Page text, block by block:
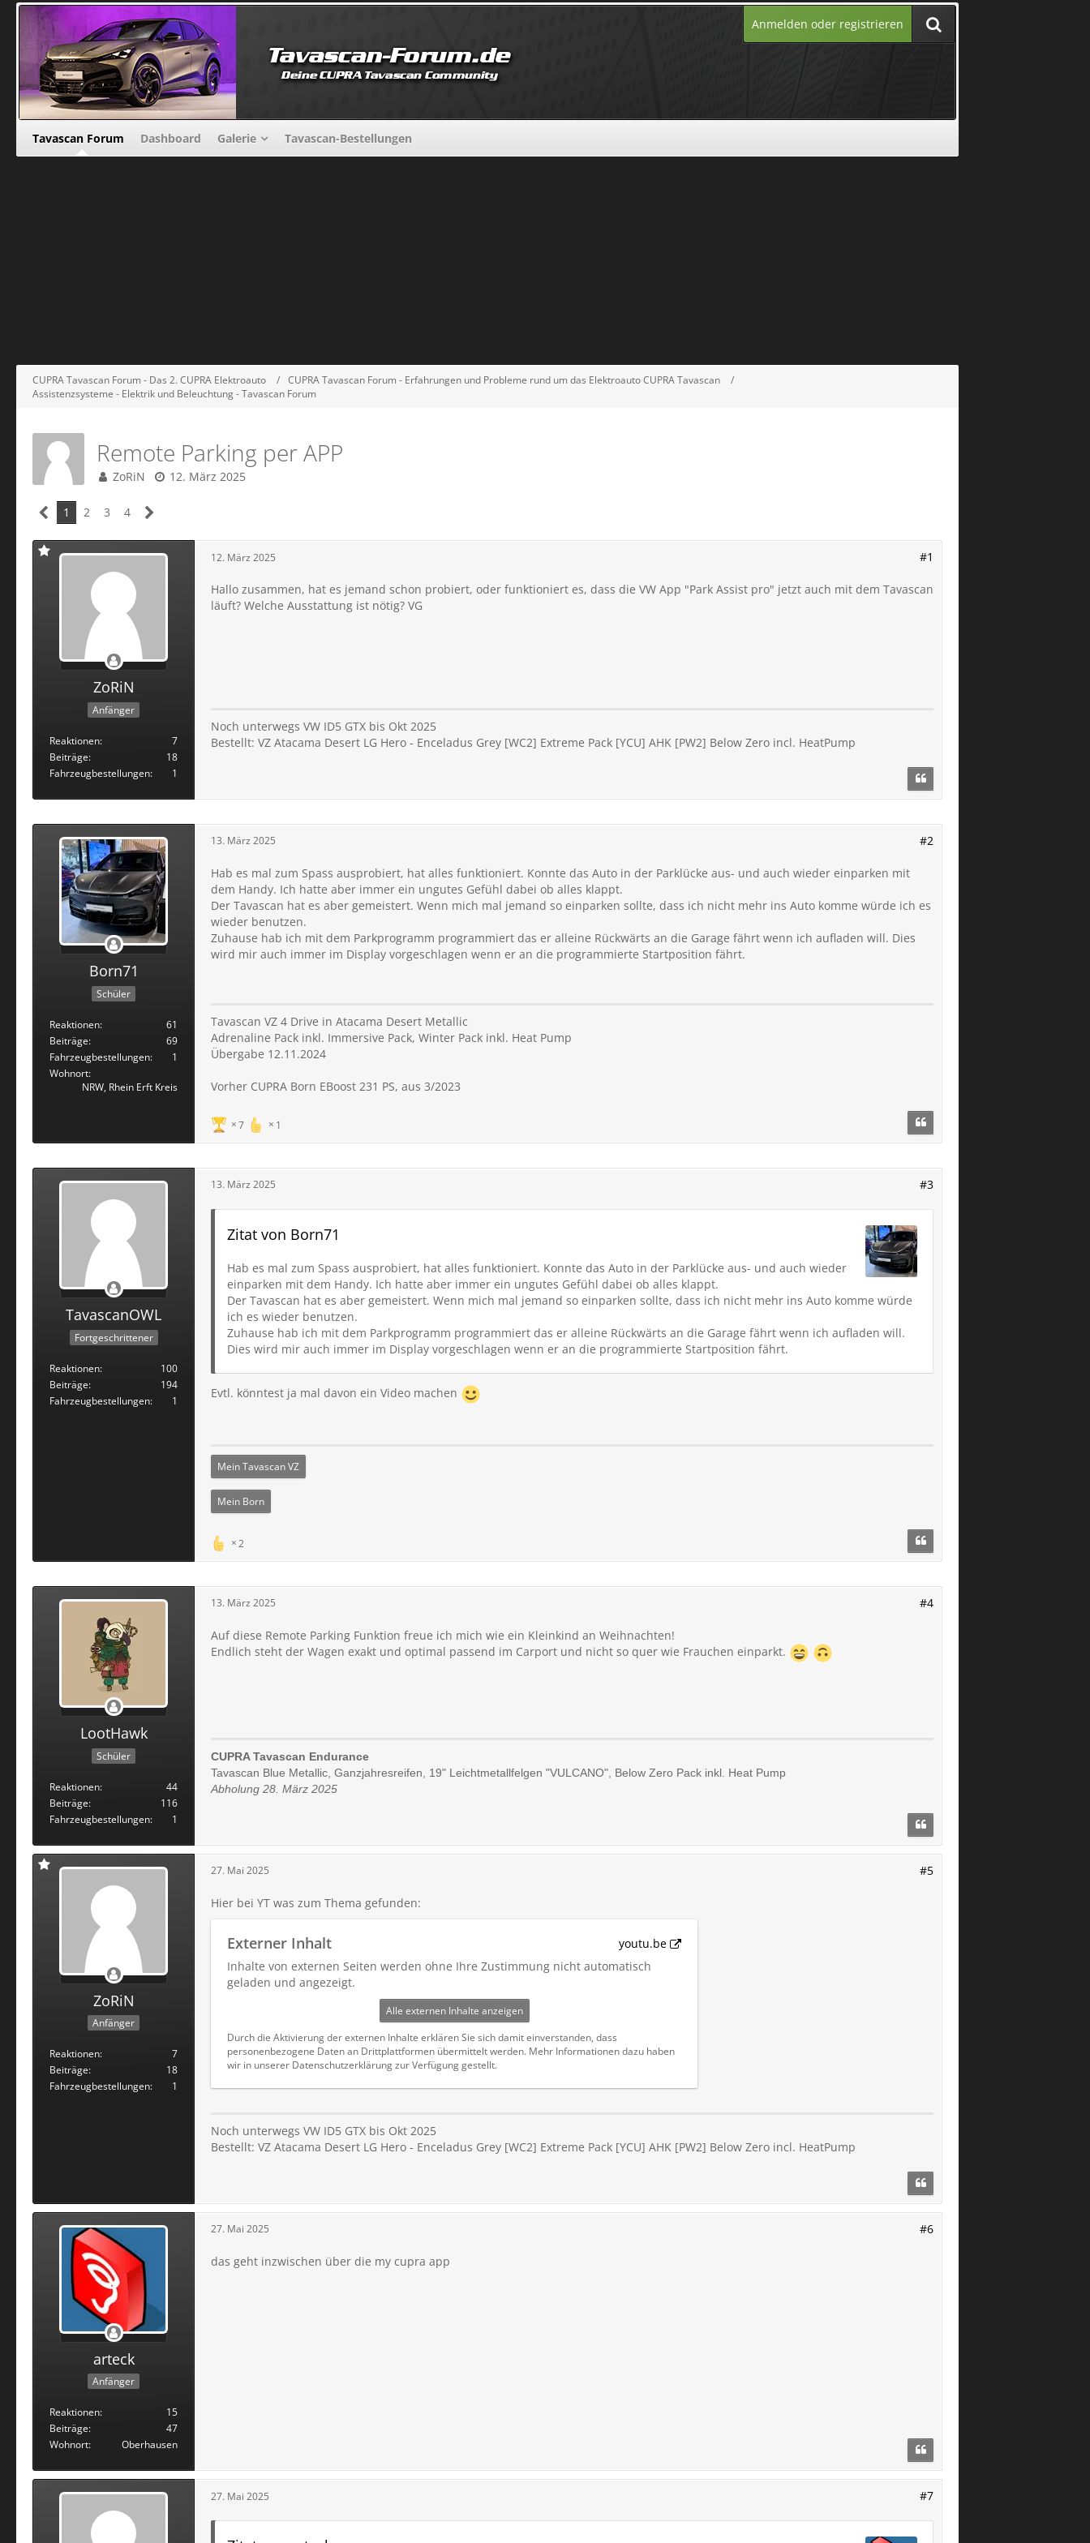
Anmelden oder registrieren
Tavascan Forum Dashboard Galerie Tavascan-Bestellungen
CUPRA Tavascan Forum - Das 2. CUPRA Elektroauto
CUPRA Tavascan Forum - Erfahrungen und Probleme rund um das Elektroauto CUPRA Tavascan
Assistenzsysteme - Elektrik und Beleuchtung - Tavascan Forum
Remote Parking per APP
ZoRiN 12. März 2025
1 2 3 4
ZoRiN
Anfänger
Reaktionen
7
Beiträge
18
Fahrzeugbestellungen
1
12. März 2025 #1
Hallo zusammen, hat es jemand schon probiert, oder funktioniert es, dass die VW App "Park Assist pro" jetzt auch mit dem Tavascan
läuft? Welche Ausstattung ist nötig? VG
Noch unterwegs VW ID5 GTX bis Okt 2025
Bestellt: VZ Atacama Desert LG Hero - Enceladus Grey [WC2] Extreme Pack [YCU] AHK [PW2] Below Zero incl. HeatPump
Born71
Schüler
Reaktionen
61
Beiträge
69
Fahrzeugbestellungen
1
Wohnort
NRW, Rhein Erft Kreis
13. März 2025 #2
Hab es mal zum Spass ausprobiert, hat alles funktioniert. Konnte das Auto in der Parklücke aus- und auch wieder einparken mit
dem Handy. Ich hatte aber immer ein ungutes Gefühl dabei ob alles klappt.
Der Tavascan hat es aber gemeistert. Wenn mich mal jemand so einparken sollte, dass ich nicht mehr ins Auto komme würde ich es
wieder benutzen.
Zuhause hab ich mit dem Parkprogramm programmiert das er alleine Rückwärts an die Garage fährt wenn ich aufladen will. Dies
wird mir auch immer im Display vorgeschlagen wenn er an die programmierte Startposition fährt.
Tavascan VZ 4 Drive in Atacama Desert Metallic
Adrenaline Pack inkl. Immersive Pack, Winter Pack inkl. Heat Pump
Übergabe 12.11.2024
Vorher CUPRA Born EBoost 231 PS, aus 3/2023
7 1
TavascanOWL
Fortgeschrittener
Reaktionen
100
Beiträge
194
Fahrzeugbestellungen
1
13. März 2025 #3
Zitat von Born71
Hab es mal zum Spass ausprobiert, hat alles funktioniert. Konnte das Auto in der Parklücke aus- und auch wieder
einparken mit dem Handy. Ich hatte aber immer ein ungutes Gefühl dabei ob alles klappt.
Der Tavascan hat es aber gemeistert. Wenn mich mal jemand so einparken sollte, dass ich nicht mehr ins Auto komme würde
ich es wieder benutzen.
Zuhause hab ich mit dem Parkprogramm programmiert das er alleine Rückwärts an die Garage fährt wenn ich aufladen will.
Dies wird mir auch immer im Display vorgeschlagen wenn er an die programmierte Startposition fährt.
Evtl. könntest ja mal davon ein Video machen
Mein Tavascan VZ
Mein Born
2
LootHawk
Schüler
Reaktionen
44
Beiträge
116
Fahrzeugbestellungen
1
13. März 2025 #4
Auf diese Remote Parking Funktion freue ich mich wie ein Kleinkind an Weihnachten!
Endlich steht der Wagen exakt und optimal passend im Carport und nicht so quer wie Frauchen einparkt.
CUPRA Tavascan Endurance
Tavascan Blue Metallic, Ganzjahresreifen, 19" Leichtmetallfelgen "VULCANO", Below Zero Pack inkl. Heat Pump
Abholung 28. März 2025
ZoRiN
Anfänger
Reaktionen
7
Beiträge
18
Fahrzeugbestellungen
1
27. Mai 2025 #5
Hier bei YT was zum Thema gefunden:
Externer Inhalt
youtu.be
Inhalte von externen Seiten werden ohne Ihre Zustimmung nicht automatisch
geladen und angezeigt.
Alle externen Inhalte anzeigen
Durch die Aktivierung der externen Inhalte erklären Sie sich damit einverstanden, dass
personenbezogene Daten an Drittplattformen übermittelt werden. Mehr Informationen dazu haben
wir in unserer Datenschutzerklärung zur Verfügung gestellt.
Noch unterwegs VW ID5 GTX bis Okt 2025
Bestellt: VZ Atacama Desert LG Hero - Enceladus Grey [WC2] Extreme Pack [YCU] AHK [PW2] Below Zero incl. HeatPump
arteck
Anfänger
Reaktionen
15
Beiträge
47
Wohnort
Oberhausen
27. Mai 2025 #6
das geht inzwischen über die my cupra app
27. Mai 2025 #7